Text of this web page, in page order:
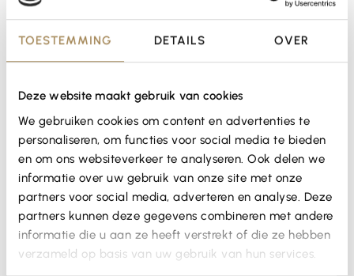
TOESTEMMING DETAILS OVER
Deze website maakt gebruik van cookies
We gebruiken cookies om content en advertenties te
personaliseren, om functies voor social media te bieden
en om ons websiteverkeer te analyseren. Ook delen we
informatie over uw gebruik van onze site met onze
partners voor social media, adverteren en analyse. Deze
partners kunnen deze gegevens combineren met andere
informatie die u aan ze heeft verstrekt of die ze hebben
verzameld op basis van uw gebruik van hun services.
Snelle blik
OKO | ANGLED BRUSH 03 |
BLACK
€9.95
8.96 ex. BTW
Snelle blik
OKO | FLAT BRUSH 04
€12.95
€11.66 ex. BTW
-10% -10%